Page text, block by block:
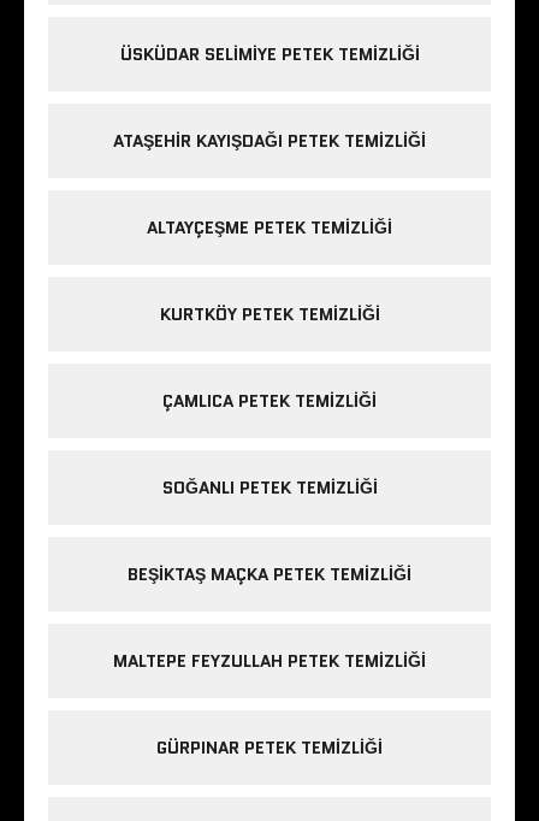
ÜSKÜDAR SELIMIYE PETEK TEMIZLIĞI
ATAŞEHIR KAYIŞDAĞI PETEK TEMIZLIĞI
ALTAYÇEŞME PETEK TEMIZLIĞI
KURTKÖY PETEK TEMIZLIĞI
ÇAMLICA PETEK TEMIZLIĞI
SOĞANLI PETEK TEMIZLIĞI
BEŞIKTAŞ MAÇKA PETEK TEMIZLIĞI
MALTEPE FEYZULLAH PETEK TEMIZLIĞI
GÜRPINAR PETEK TEMIZLIĞI